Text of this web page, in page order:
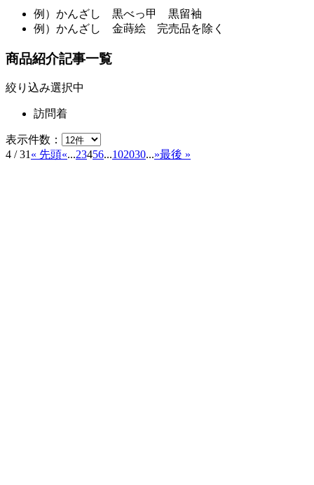
例） かんざし 黒べっ甲 黒留袖
例） かんざし 金蒔絵 完売品を除く
商品紹介記事一覧
絞り込み選択中
訪問着
表示件数：
4 / 31 « 先頭«...23456...102030...»最後 »